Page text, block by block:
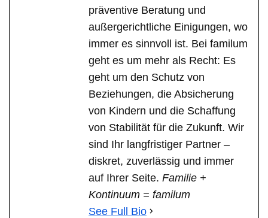
präventive Beratung und
außergerichtliche Einigungen, wo
immer es sinnvoll ist. Bei familum
geht es um mehr als Recht: Es
geht um den Schutz von
Beziehungen, die Absicherung
von Kindern und die Schaffung
von Stabilität für die Zukunft. Wir
sind Ihr langfristiger Partner –
diskret, zuverlässig und immer
auf Ihrer Seite. Familie +
Kontinuum = familum
See Full Bio